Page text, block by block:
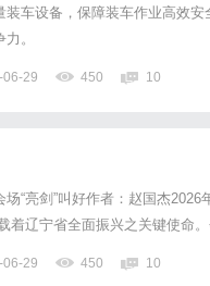
车设备，保障装车作业高效
。
29 450 10
“亮剑”叫好作者：赵国杰2026
着辽宁省全面振兴之关键使命
书记许昆林直面辽宁发展痛点
加这样重要会议的一个市委常
29 450 10